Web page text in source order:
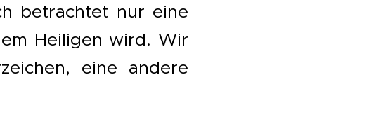
betrachtet nur eine
Heiligen wird. Wir
eine andere